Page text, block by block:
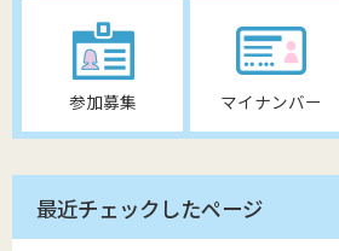
参加募集 マイナンバー
最近チェックしたページ